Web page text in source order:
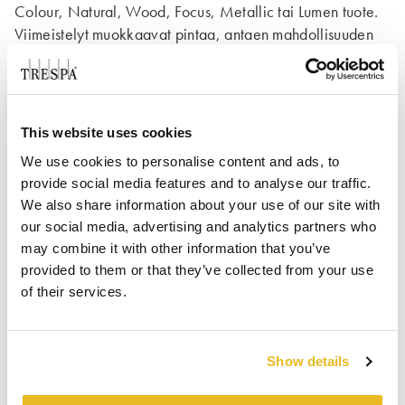
This website uses cookies
We use cookies to personalise content and ads, to
provide social media features and to analyse our traffic.
We also share information about your use of our site with
our social media, advertising and analytics partners who
may combine it with other information that you’ve
provided to them or that they’ve collected from your use
of their services.
Show details
Colour, Natural, Wood, Focus, Metallic tai Lumen tuote.
Viimeistelyt muokkaavat pintaa, antaen mahdollisuuden
leikitellä värillä, kuviolla ja tekstuurilla tavoitellakseen
arkkitehtonista visiota.
viimeistelyihin
DOWNLOADS
ESITTEET
THINK TRESPA -LEHTI